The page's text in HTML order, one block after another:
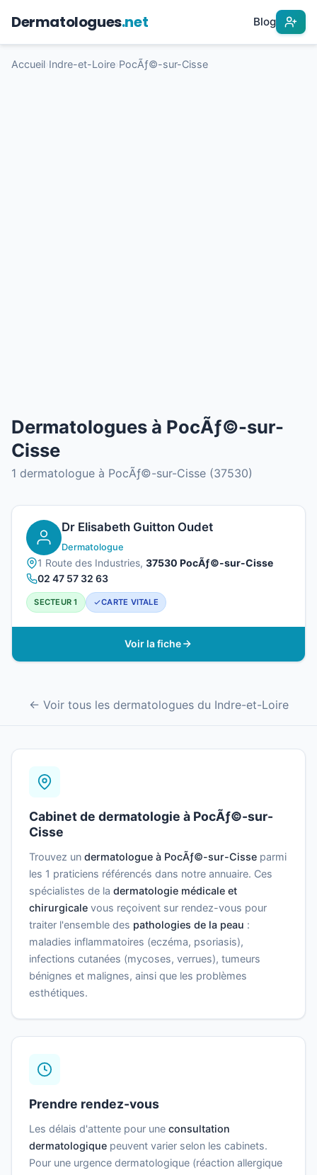
Dermatologues.net Blog
Accueil Indre-et-Loire PocÃƒ©-sur-Cisse
Dermatologues à PocÃƒ©-sur-
Cisse
1 dermatologue à PocÃƒ©-sur-Cisse (37530)
Dr Elisabeth Guitton Oudet
Dermatologue
1 Route des Industries, 37530 PocÃƒ©-sur-Cisse
02 47 57 32 63
SECTEUR 1 CARTE VITALE
Voir la fiche
← Voir tous les dermatologues du Indre-et-Loire
Cabinet de dermatologie à PocÃƒ©-sur-
Cisse
Trouvez un dermatologue à PocÃƒ©-sur-Cisse parmi
les 1 praticiens référencés dans notre annuaire. Ces
spécialistes de la dermatologie médicale et
chirurgicale vous reçoivent sur rendez-vous pour
traiter l'ensemble des pathologies de la peau :
maladies inflammatoires (eczéma, psoriasis),
infections cutanées (mycoses, verrues), tumeurs
bénignes et malignes, ainsi que les problèmes
esthétiques.
Prendre rendez-vous
Les délais d'attente pour une consultation
dermatologique peuvent varier selon les cabinets.
Pour une urgence dermatologique (réaction allergique